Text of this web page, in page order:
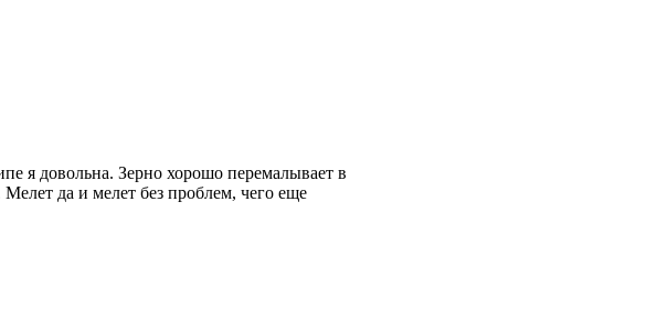
я довольна. Зерно хорошо перемалывает в
Мелет да и мелет без проблем, чего еще